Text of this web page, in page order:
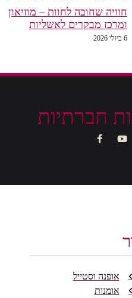
חוויה שחובה לחוות – מוזיאון
ומרכז מבקרים לאשליות
6 ביולי 2026
אופנה וסטייל
אומנות